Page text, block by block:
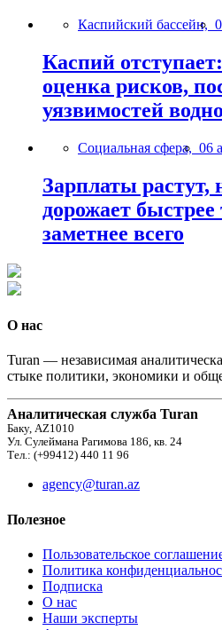
Каспийский бассейн,
Каспий
оценка рисков,
уязвимостей
Социальная сфера, 06
Зарплаты растут,
дорожает быстрее
заметнее всего
О нас
Turan — независимая
стыке политики, экономики и
Аналитическая служба Turan
Баку, AZ1010
Ул. Сулеймана Рагимова 186, кв. 24
Тел.: (+99412) 440 11 96
agency@turan.az
Полезное
Пользовательское
Политика
Подписка
О нас
Наши эксперты